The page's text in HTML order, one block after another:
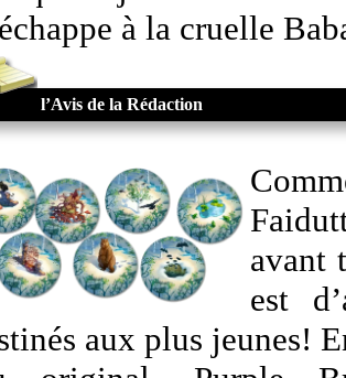
à la cruelle
l’Avis de la Rédaction
avant
est
aux plus jeunes!